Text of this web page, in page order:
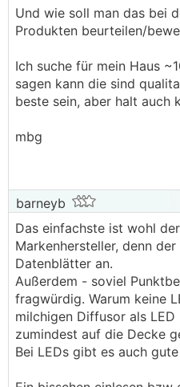
Und wie soll man das bei
Produkten beurteilen/
Ich suche für mein Haus
sagen kann die sind
beste sein, aber halt auch
mbg
barneyb
Das einfachste ist wohl
Markenhersteller, denn
Datenblätter an.
Außerdem - soviel
fragwürdig. Warum keine
milchigen Diffusor als
zumindest auf die Decke
Bei LEDs gibt es auch